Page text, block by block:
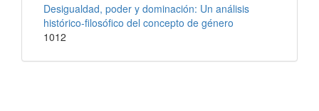
Desigualdad, poder y dominación: Un análisis
histórico-filosófico del concepto de género
1012